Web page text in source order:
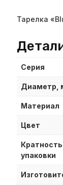
Тарелка
Серия
Диаметр,
Материал
Цвет
Кратность
упаковки